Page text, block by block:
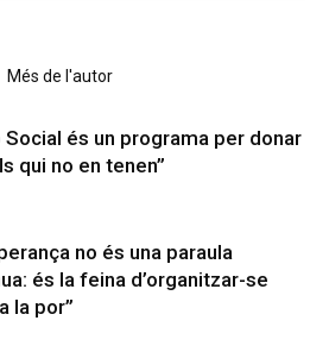
Més de l'autor
Social és un programa per donar
qui no en tenen”
no és una paraula
és la feina d’organitzar-se
la por”